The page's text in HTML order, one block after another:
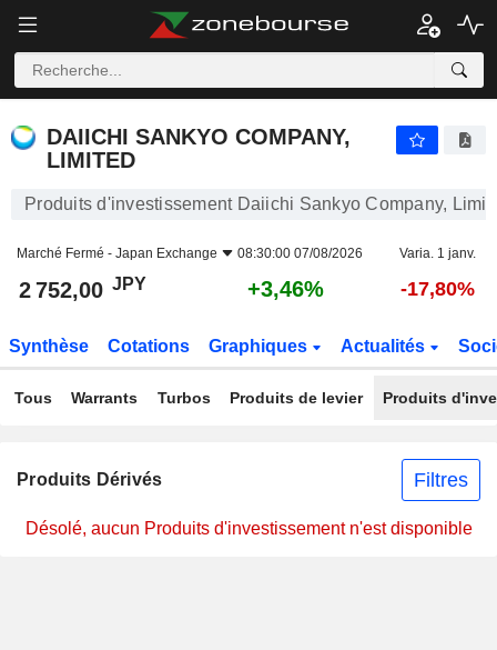
DAIICHI SANKYO COMPANY,
LIMITED
Produits d'investissement Daiichi Sankyo Company,
Marché Fermé - Japan Exchange 08:30:00 07/08/2026 Varia. 1 janv.
2 752,00 JPY +3,46% -17,80%
Synthèse Cotations Graphiques Actualités
Tous Warrants Turbos Produits de levier Produits
Produits Dérivés Filtres
Désolé, aucun Produits d'investissement n'est disponible